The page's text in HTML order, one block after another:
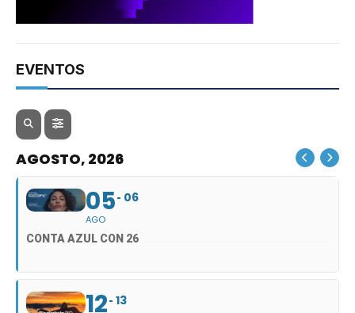
EVENTOS
AGOSTO, 2026
05
AGO
06
CONTA AZUL CON 26
12 13